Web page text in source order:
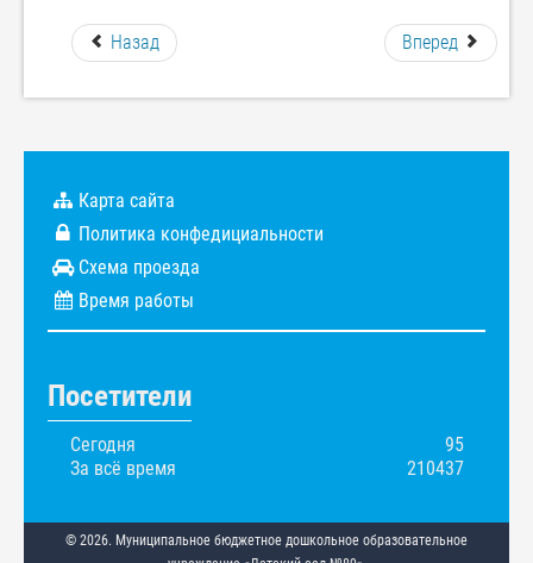
Назад Вперед
Карта сайта
Политика конфедициальности
Схема проезда
Время работы
Посетители
Сегодня
95
За всё время
210437
© 2026. Муниципальное бюджетное дошкольное образовательное